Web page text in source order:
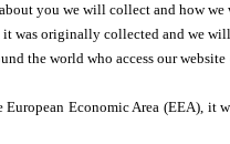
you we will collect and how
was originally collected and we
the world who access our
Economic Area (EEA),